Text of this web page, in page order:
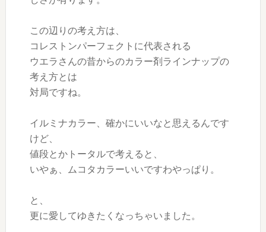
この辺りの考え方は、
コレストンパーフェクトに代表される
ウエラさんの昔からのカラー剤ラインナップの
考え方とは
対局ですね。
イルミナカラー、確かにいいなと思えるんです
けど、
値段とかトータルで考えると、
いやぁ、ムコタカラーいいですわやっぱり。
と、
更に愛してゆきたくなっちゃいました。